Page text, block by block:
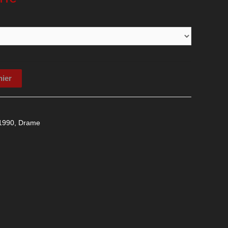
, Drame